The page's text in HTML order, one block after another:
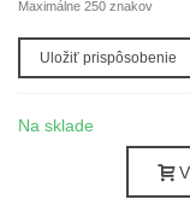
Maximálne 250 znakov
Uložiť prispôsobenie
Na sklade